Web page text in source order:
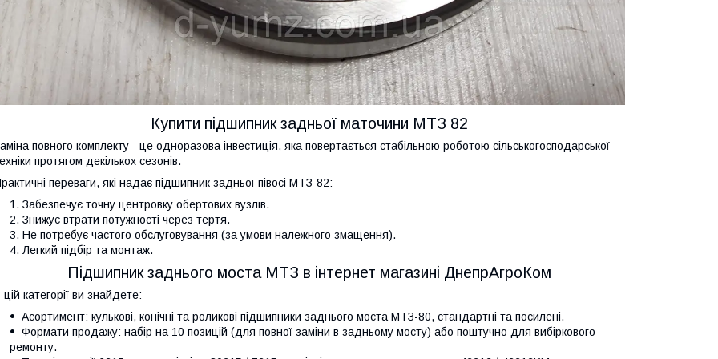
Купити підшипник задньої маточини МТЗ 82
повного комплекту - це одноразова інвестиція, яка повертається стабільною роботою сільськогосподарської
протягом декількох сезонів.
переваги, які надає підшипник задньої півосі МТЗ-82:
Забезпечує точну центровку обертових вузлів.
Знижує втрати потужності через тертя.
Не потребує частого обслуговування (за умови належного змащення).
Легкий підбір та монтаж.
Підшипник заднього моста МТЗ в інтернет магазині ДнепрАгроКом
цій категорії ви знайдете:
Асортимент: кулькові, конічні та роликові підшипники заднього моста МТЗ-80, стандартні та посилені.
Формати продажу: набір на 10 позицій (для повної заміни в задньому мосту) або поштучно для вибіркового
ремонту.